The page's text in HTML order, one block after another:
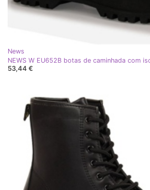
News
NEWS W EU652B botas de caminhada com
53,44 €